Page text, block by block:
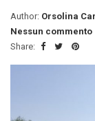
Author: Orsolina
Nessun commento
Share: